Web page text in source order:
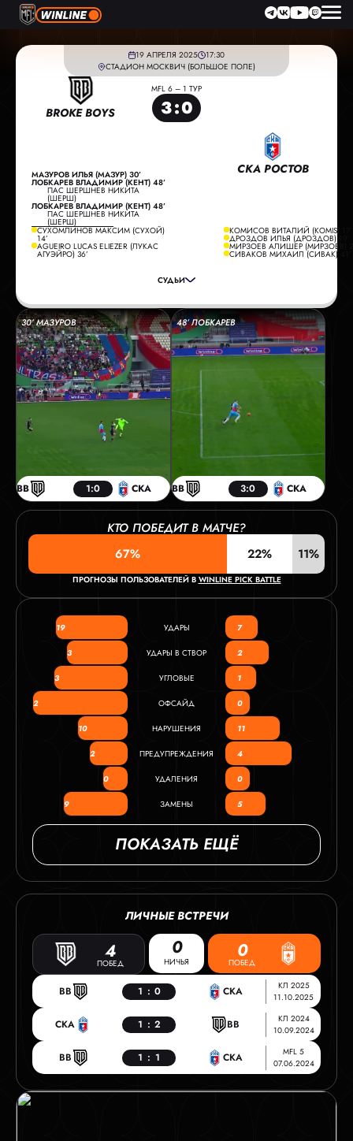
19 АПРЕЛЯ 2025
17:30
СТАДИОН МОСКВИЧ (БОЛЬШОЕ ПОЛЕ)
BROKE BOYS
МАЗУРОВ ИЛЬЯ (МАЗУР) 30’
ЛОБКАРЕВ ВЛАДИМИР (КЕНТ) 48’
ПАС ШЕРШНЕВ НИКИТА
(ШЕРШ)
ЛОБКАРЕВ ВЛАДИМИР (КЕНТ) 48’
ПАС ШЕРШНЕВ НИКИТА
(ШЕРШ)
СУХОМЛИНОВ МАКСИМ (СУХОЙ)
14’
AGUEIRO LUCAS ELIEZER (ЛУКАС
АГУЭЙРО) 36’
MFL 6 – 1 ТУР
3:0
СУДЬИ
КОМИСОВ ВИТАЛИЙ (KOMIS) 17’
ДРОЗДОВ ИЛЬЯ (ДРОЗДОВ) 19’
МИРЗОЕВ АЛИШЕР (МИРЗОЕВ)
СИВАКОВ МИХАИЛ (СИВАК) 41’
СКА РОСТОВ
ГЛАВНЫЙ СУДЬЯ:
ТРИШИН ИЛЬЯ
ПОМОЩНИК СУДЬИ:
БРАГИН ВАДИМ
РЕЗЕРВНЫЙ СУДЬЯ:ЖИЛИНСКИЙ ДМИТРИЙ
30’ МАЗУРОВ
BB 1:0 СКА
48’ ЛОБКАРЕВ
BB 3:0 СКА
КТО ПОБЕДИТ В МАТЧЕ?
67%
22% 11%
ПРОГНОЗЫ ПОЛЬЗОВАТЕЛЕЙ В WINLINE PICK BATTLE
19 УДАРЫ 7
3 УДАРЫ В СТВОР 2
3 УГЛОВЫЕ 1
2 ОФСАЙД 0
10 НАРУШЕНИЯ 11
2 ПРЕДУПРЕЖДЕНИЯ 4
0 УДАЛЕНИЯ 0
9 ЗАМЕНЫ 5
ПОКАЗАТЬ ЕЩЁ
ЛИЧНЫЕ ВСТРЕЧИ
4
ПОБЕД
0
НИЧЬЯ 0
ПОБЕД
КЛ 2025
11.10.2025
BB 1 : 0 СКА
КЛ 2024
10.09.2024
СКА 1 : 2 BB
MFL 5
07.06.2024
BB 1 : 1 СКА